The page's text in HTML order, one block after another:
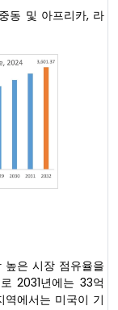
동 및 아프리카, 라
은 시장 점유율을
2031년에는 33억
역에서는 미국이 기